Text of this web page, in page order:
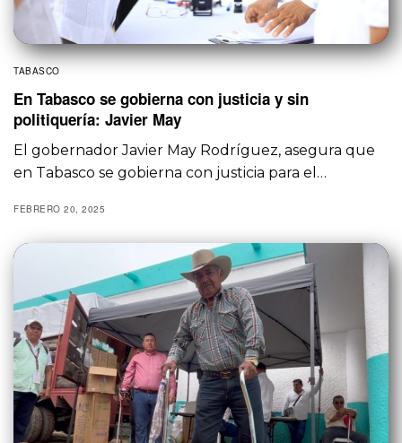
TABASCO
En Tabasco se gobierna con justicia y sin
politiquería: Javier May
El gobernador Javier May Rodríguez, asegura que
en Tabasco se gobierna con justicia para el…
FEBRERO 20, 2025